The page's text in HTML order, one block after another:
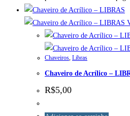
Chaveiros, Libras
Chaveiro de Acrílico –
R$5,00